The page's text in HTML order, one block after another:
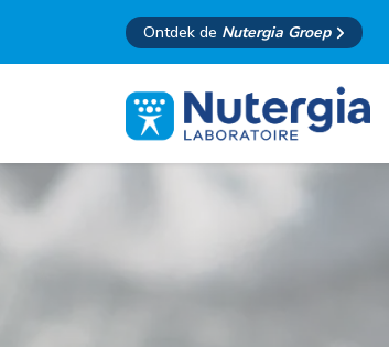
Ontdek de Nutergia Groep